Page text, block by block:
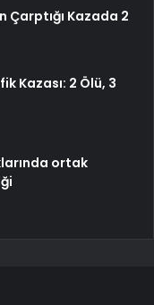
Çarptığı Kazada 2
Kazası: 2 Ölü, 3
ortak